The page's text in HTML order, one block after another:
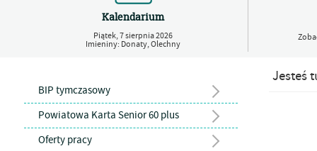
Kalendarium
Piątek,7sierpnia2026
Imieniny: Donaty, Olechny
BIP tymczasowy
Powiatowa Karta Senior 60 plus
Oferty pracy
Jesteś